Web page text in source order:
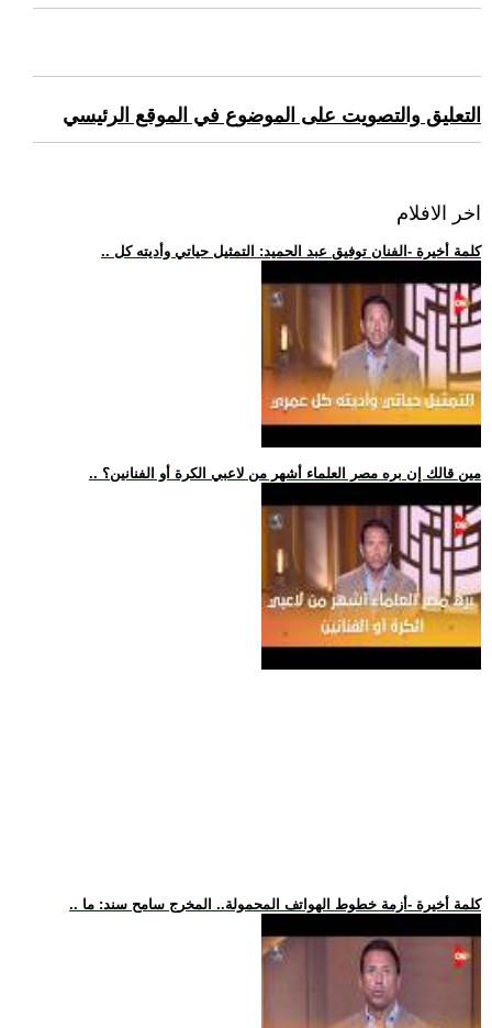
التعليق والتصويت على الموضوع في الموقع الرئيسي
اخر الافلام
.. كلمة أخيرة -الفنان توفيق عبد الحميد: التمثيل حياتي وأديته كل
.. مين قالك إن بره مصر العلماء أشهر من لاعبي الكرة أو الفنانين؟
.. كلمة أخيرة -أزمة خطوط الهواتف المحمولة.. المخرج سامح سند: ما